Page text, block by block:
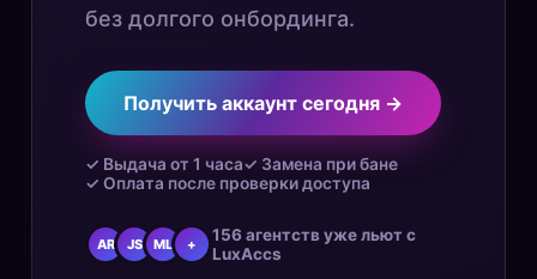
без долгого онбординга.
Получить аккаунт сегодня →
✓ Выдача от 1 часа✓ Замена при бане
✓ Оплата после проверки доступа
AR JS ML +
156 агентств уже льют с
LuxAccs